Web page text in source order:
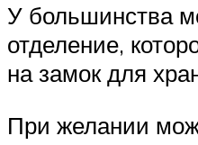
У большинства
отделение,
на замок для
При желании